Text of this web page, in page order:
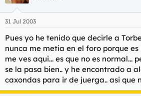
31 Jul 2003
Pues yo he tenido que decirle a
nunca me metia en el foro porque
me ves aqui... es que no es normal...
se la pasa bien.. y he encontrado a
caxondas para ir de juerga.. asi que